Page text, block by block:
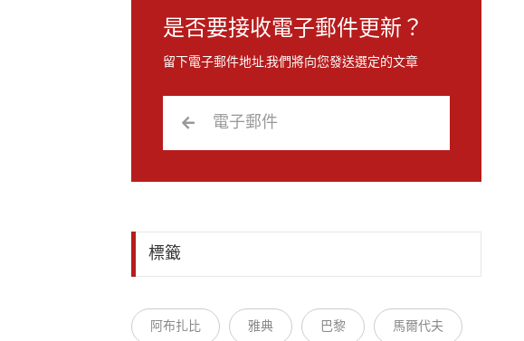
是否要接收電子郵件更新？
留下電子郵件地址,我們將向您發送選定的文章
標籤
阿布扎比 雅典 巴黎 馬爾代夫